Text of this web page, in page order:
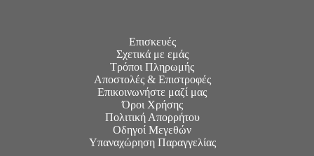
Επισκευές
Σχετικά με εμάς
Τρόποι Πληρωμής
Αποστολές & Επιστροφές
Επικοινωνήστε μαζί μας
Όροι Χρήσης
Πολιτική Απορρήτου
Οδηγοί Μεγεθών
Υπαναχώρηση Παραγγελίας